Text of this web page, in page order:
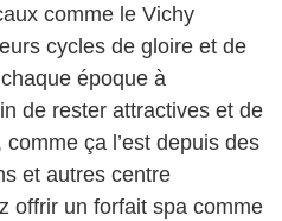
comme le Vichy
cycles de gloire et de
époque à
de rester attractives et de
ça l’est depuis des
et autres centre
offrir un forfait spa comme